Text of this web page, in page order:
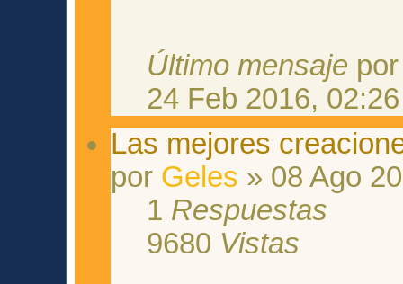
Último mensaje
24 Feb 2016, 02:26
Las mejores
por Geles » 08 Ago
1 Respuestas
9680 Vistas